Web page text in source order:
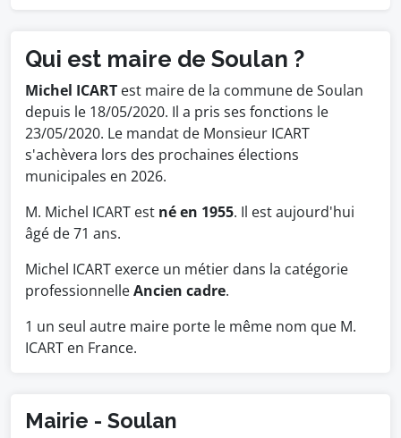
Qui est maire de Soulan ?
Michel ICART est maire de la commune de Soulan
depuis le 18/05/2020. Il a pris ses fonctions le
23/05/2020. Le mandat de Monsieur ICART
s'achèvera lors des prochaines élections
municipales en 2026.
M. Michel ICART est né en 1955. Il est aujourd'hui
âgé de 71 ans.
Michel ICART exerce un métier dans la catégorie
professionnelleAncien cadre.
1 un seul autre maire porte le même nom que M.
ICART en France.
Mairie - Soulan